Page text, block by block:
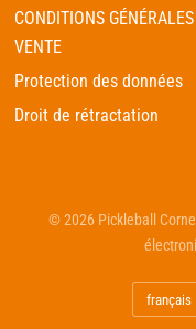
CONDITIONS
VENTE
Protection des données
Droit de rétractation
© 2026 Pickleball
Mettre
à